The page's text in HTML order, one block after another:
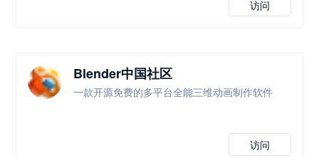
访问
Blender中国社区
一款开源免费的多平台全能三维动画制作软件
访问